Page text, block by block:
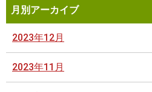
月別アーカイブ
2023年12月
2023年11月